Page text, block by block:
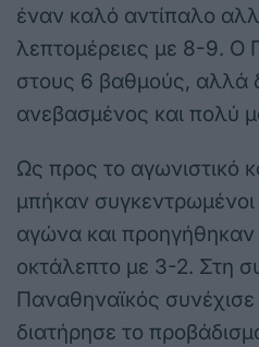
έναν καλό αντίπαλο
λεπτομέρειες με 8-9. Ο
στους 6 βαθμούς, αλλά
ανεβασμένος και πολύ
Ως προς το αγωνιστικό
μπήκαν συγκεντρωμένοι
αγώνα και
οκτάλεπτο με 3-2. Στη
Παναθηναϊκός συνέχισε
διατήρησε το